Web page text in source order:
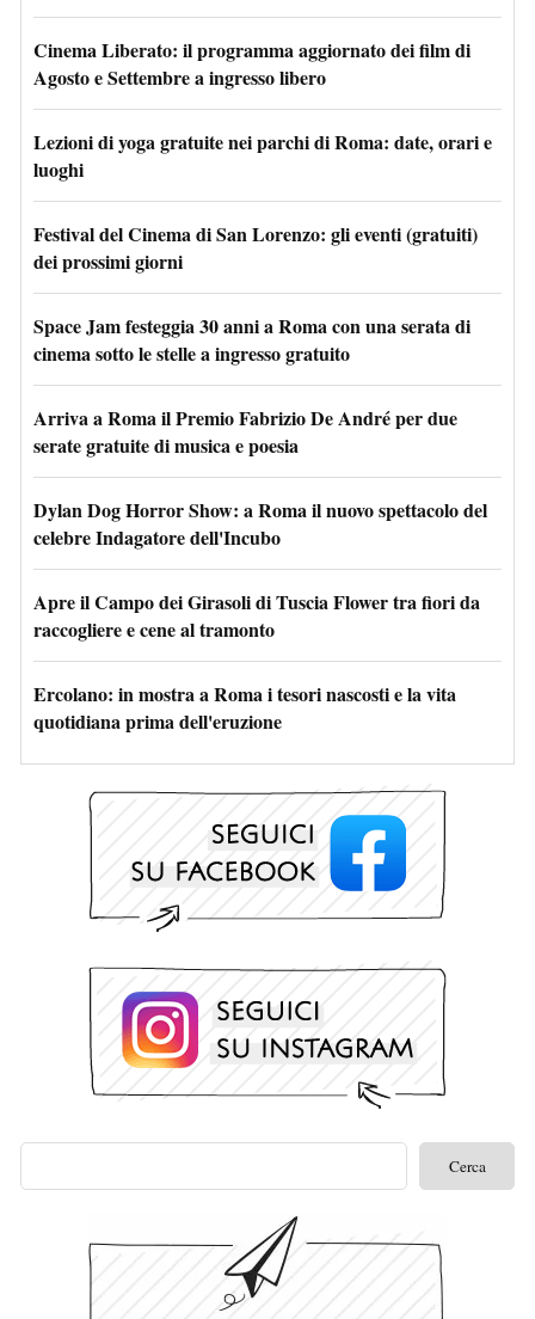
Cinema Liberato: il programma aggiornato dei film di
Agosto e Settembre a ingresso libero
Lezioni di yoga gratuite nei parchi di Roma: date, orari e
luoghi
Festival del Cinema di San Lorenzo: gli eventi (gratuiti)
dei prossimi giorni
Space Jam festeggia 30 anni a Roma con una serata di
cinema sotto le stelle a ingresso gratuito
Arriva a Roma il Premio Fabrizio De André per due
serate gratuite di musica e poesia
Dylan Dog Horror Show: a Roma il nuovo spettacolo del
celebre Indagatore dell'Incubo
Apre il Campo dei Girasoli di Tuscia Flower tra fiori da
raccogliere e cene al tramonto
Ercolano: in mostra a Roma i tesori nascosti e la vita
quotidiana prima dell'eruzione